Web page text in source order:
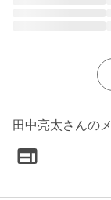
田中亮太さんの